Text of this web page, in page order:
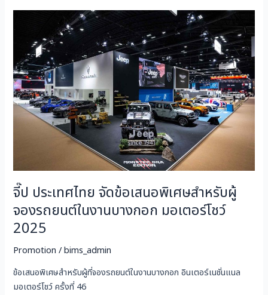
จี๊ป ประเทศไทย จัดข้อเสนอพิเศษสำหรับผู้
จองรถยนต์ในงานบางกอก มอเตอร์โชว์
2025
Promotion /bims_admin
ข้อเสนอพิเศษสำหรับผู้ที่จองรถยนต์ในงานบางกอก อินเตอร์เนชั่นแนล
มอเตอร์โชว์ ครั้งที่ 46
ข้อ
เสนอ
พิเศษ
สำหรับ
ผู้
งาน
บางกอก
โชว์
2025